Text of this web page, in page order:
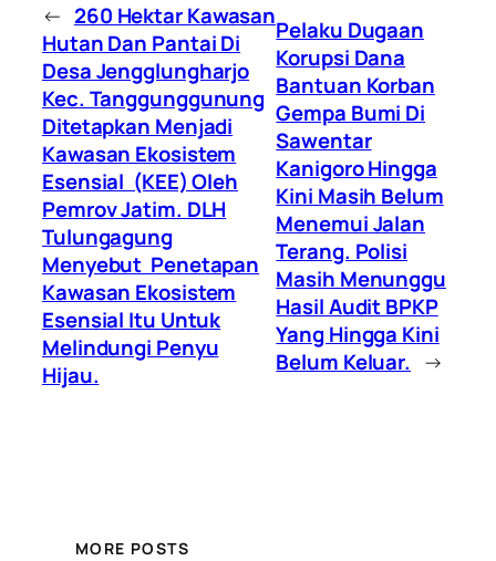
← 260 Hektar Kawasan
Hutan Dan Pantai Di
Desa Jengglungharjo
Kec. Tanggunggunung
Ditetapkan Menjadi
Kawasan Ekosistem
Esensial (KEE) Oleh
Pemrov Jatim. DLH
Tulungagung
Menyebut Penetapan
Kawasan Ekosistem
Esensial Itu Untuk
Melindungi Penyu
Hijau.
Pelaku Dugaan
Korupsi Dana
Bantuan Korban
Gempa Bumi Di
Sawentar
Kanigoro Hingga
Kini Masih Belum
Menemui Jalan
Terang. Polisi
Masih Menunggu
Hasil Audit BPKP
Yang Hingga Kini
Belum Keluar. →
MORE POSTS